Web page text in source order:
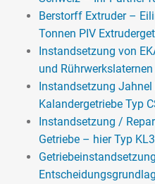
Berstorff Extruder –
Tonnen PIV
Instandsetzung von
und Rührwerkslaternen
Instandsetzung
Kalandergetriebe Typ
Instandsetzung /
Getriebe – hier Typ